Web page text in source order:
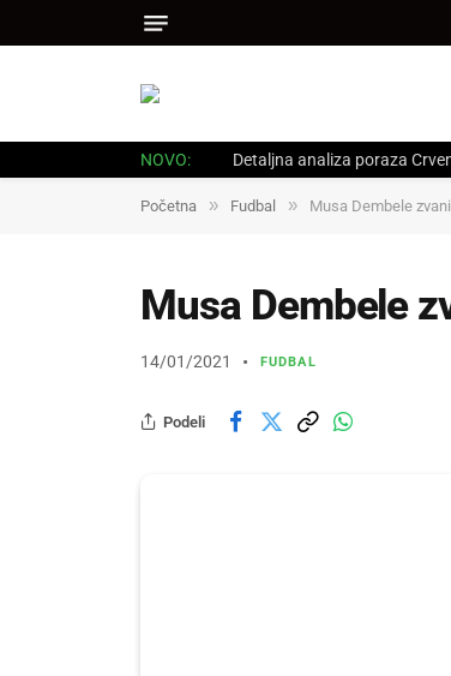
NOVO: Detaljna analiza poraza
Početna » Fudbal » Musa Dembele
Musa Dembele
14/01/2021 FUDBAL
Podeli